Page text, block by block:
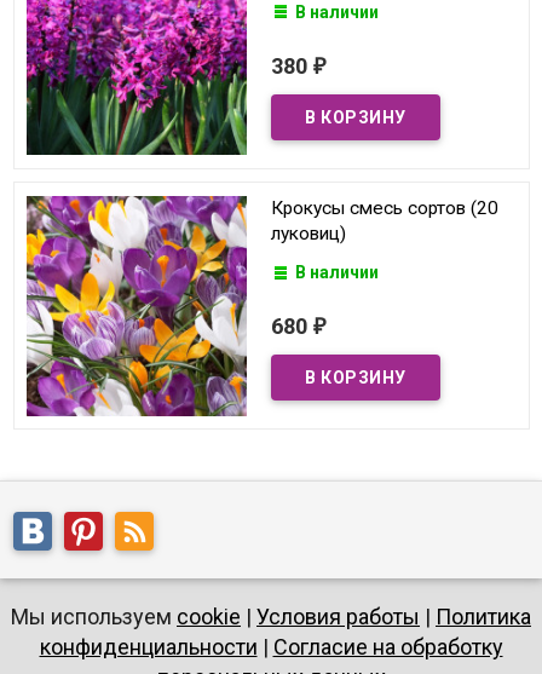
В наличии
380 ₽
Крокусы смесь сортов (20
луковиц)
В наличии
680 ₽
Мы используем cookie | Условия работы | Политика
конфиденциальности | Согласие на обработку